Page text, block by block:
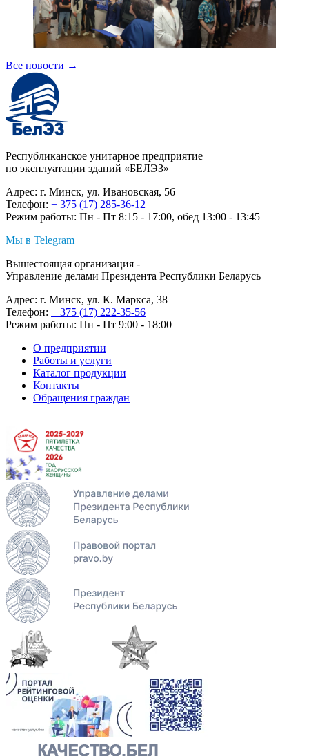
Все новости →
Республиканское унитарное предприятие
по эксплуатации зданий «БЕЛЭЗ»
Адрес: г. Минск, ул. Ивановская, 56
Телефон: + 375 (17) 285-36-12
Режим работы: Пн - Пт 8:15 - 17:00, обед 13:00 - 13:45
Мы в Telegram
Вышестоящая организация -
Управление делами Президента Республики Беларусь
Адрес: г. Минск, ул. К. Маркса, 38
Телефон: + 375 (17) 222-35-56
Режим работы: Пн - Пт 9:00 - 18:00
О предприятии
Работы и услуги
Каталог продукции
Контакты
Обращения граждан